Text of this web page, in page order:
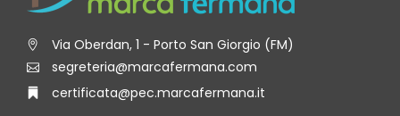
Via Oberdan, 1 - Porto San Giorgio (FM)
segreteria@marcafermana.com
certificata@pec.marcafermana.it